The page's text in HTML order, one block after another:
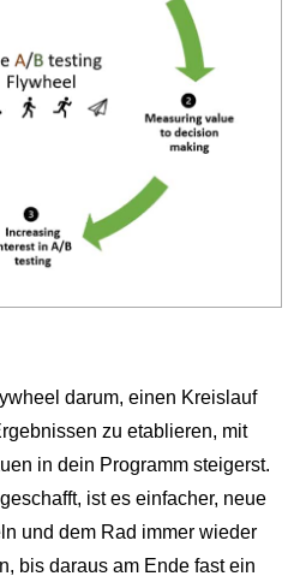
darum, einen Kreislauf
zu etablieren, mit
in dein Programm steigerst.
ist es einfacher, neue
und dem Rad immer wieder
bis daraus am Ende fast ein